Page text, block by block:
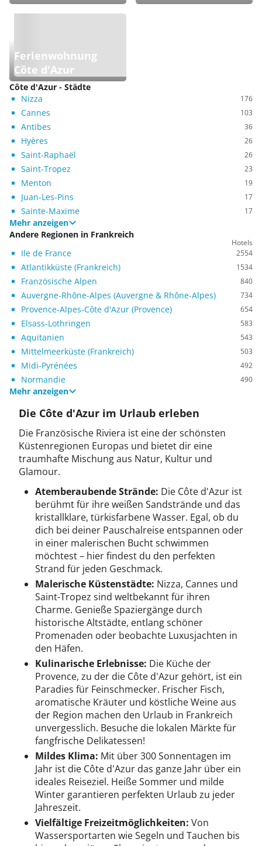
Ferienwohnung
Côte d'Azur
Côte d'Azur - Städte
Nizza
176
Cannes 103
Antibes 36
Hyères 26
Saint-Raphaël 26
Saint-Tropez 23
Menton 19
Juan-Les-Pins 17
Sainte-Maxime 17
Mehr anzeigen
Andere Regionen in Frankreich
Hotels
Ile de France 2554
Atlantikküste (Frankreich) 1534
Französische Alpen 840
Auvergne-Rhône-Alpes (Auvergne & Rhône-Alpes) 734
Provence-Alpes-Côte d'Azur (Provence) 654
Elsass-Lothringen 583
Aquitanien 543
Mittelmeerküste (Frankreich) 503
Midi-Pyrénées 492
Normandie 490
Mehr anzeigen
Die Côte d'Azur im Urlaub erleben
Die Französische Riviera ist eine der schönsten
Küstenregionen Europas und bietet dir eine
traumhafte Mischung aus Natur, Kultur und
Glamour.
Atemberaubende Strände: Die Côte d'Azur ist
berühmt für ihre weißen Sandstrände und das
kristallklare, türkisfarbene Wasser. Egal, ob du
dich bei deiner Pauschalreise entspannen oder
in einer malerischen Bucht schwimmen
möchtest – hier findest du den perfekten
Strand für jeden Geschmack.
Malerische Küstenstädte: Nizza, Cannes und
Saint-Tropez sind weltbekannt für ihren
Charme. Genieße Spaziergänge durch
historische Altstädte, entlang schöner
Promenaden oder beobachte Luxusjachten in
den Häfen.
Kulinarische Erlebnisse: Die Küche der
Provence, zu der die Côte d'Azur gehört, ist ein
Paradies für Feinschmecker. Frischer Fisch,
aromatische Kräuter und köstliche Weine aus
der Region machen den Urlaub in Frankreich
unvergesslich. Besuche die lokalen Märkte für
fangfrische Delikatessen!
Mildes Klima: Mit über 300 Sonnentagen im
Jahr ist die Côte d'Azur das ganze Jahr über ein
ideales Reiseziel. Heiße Sommer und milde
Winter garantieren perfekten Urlaub zu jeder
Jahreszeit.
Vielfältige Freizeitmöglichkeiten: Von
Wassersportarten wie Segeln und Tauchen bis